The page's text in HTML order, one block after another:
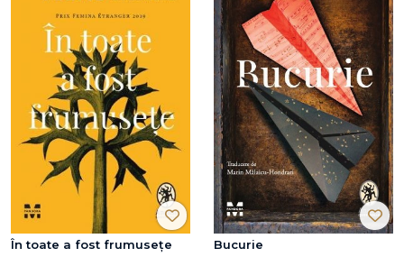
În toate a fost frumusețe Bucurie